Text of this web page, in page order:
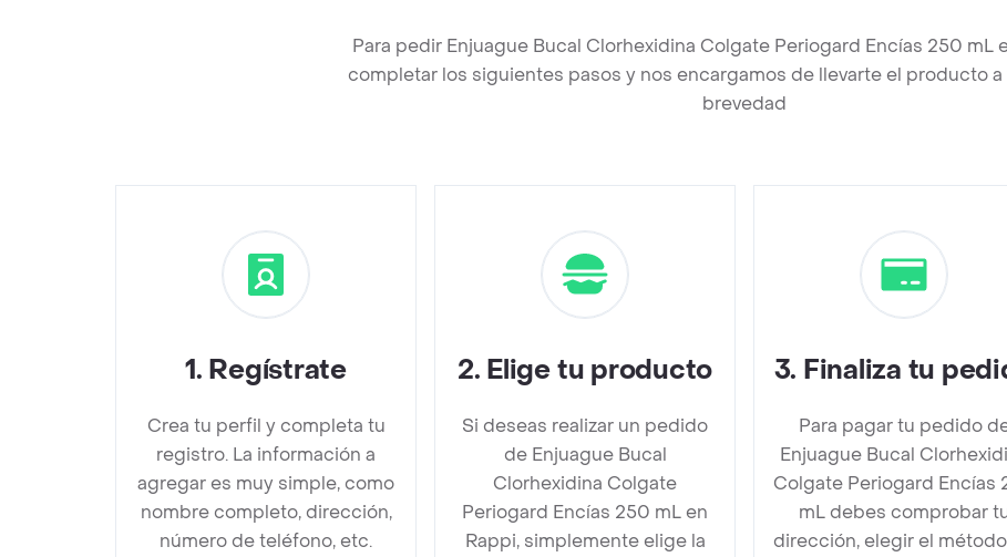
Para pedir Enjuague Bucal Clorhexidina Colgate Periogard Encías 250 mL
completar los siguientes pasos y nos encargamos de llevarte el producto a
brevedad
1. Regístrate
Crea tu perfil y completa tu
registro. La información a
agregar es muy simple, como
nombre completo, dirección,
número de teléfono, etc.
2. Elige tu producto
Si deseas realizar un pedido
de Enjuague Bucal
Clorhexidina Colgate
Periogard Encías 250 mL en
Rappi, simplemente elige la
3. Finaliza tu
Para pagar tu pedido
Enjuague Bucal
Colgate Periogard Encías
mL debes comprobar
dirección, elegir el